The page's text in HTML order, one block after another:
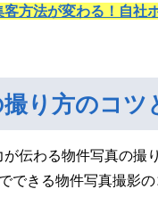
客方法が変わる！自
り方のコツ
伝わる物件写真の撮
できる物件写真撮影